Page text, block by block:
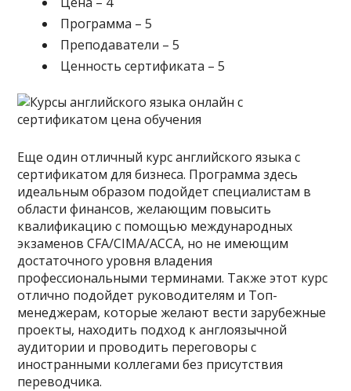
Программа – 5
Преподаватели – 5
Ценность сертификата – 5
Еще один отличный курс английского языка с
сертификатом для бизнеса. Программа здесь
идеальным образом подойдет специалистам в
области финансов, желающим повысить
квалификацию с помощью международных
экзаменов CFA/CIMA/ACCA, но не имеющим
достаточного уровня владения
профессиональными терминами. Также этот курс
отлично подойдет руководителям и Топ-
менеджерам, которые желают вести зарубежные
проекты, находить подход к англоязычной
аудитории и проводить переговоры с
иностранными коллегами без присутствия
переводчика.